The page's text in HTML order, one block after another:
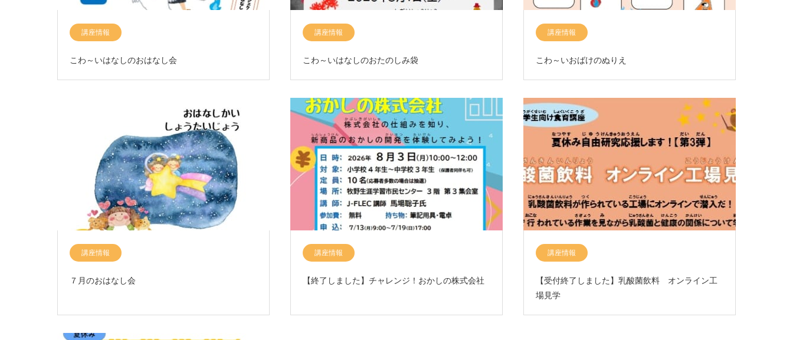
講座情報
こわ～いはなしのおはなし会
講座情報
こわ～いはなしのおたのしみ袋
講座情報
こわ～いおばけのぬりえ
講座情報
７月のおはなし会
講座情報
【終了しました】チャレンジ！おかしの株式会社
講座情報
【受付終了しました】乳酸菌飲料 オンライン工
場見学